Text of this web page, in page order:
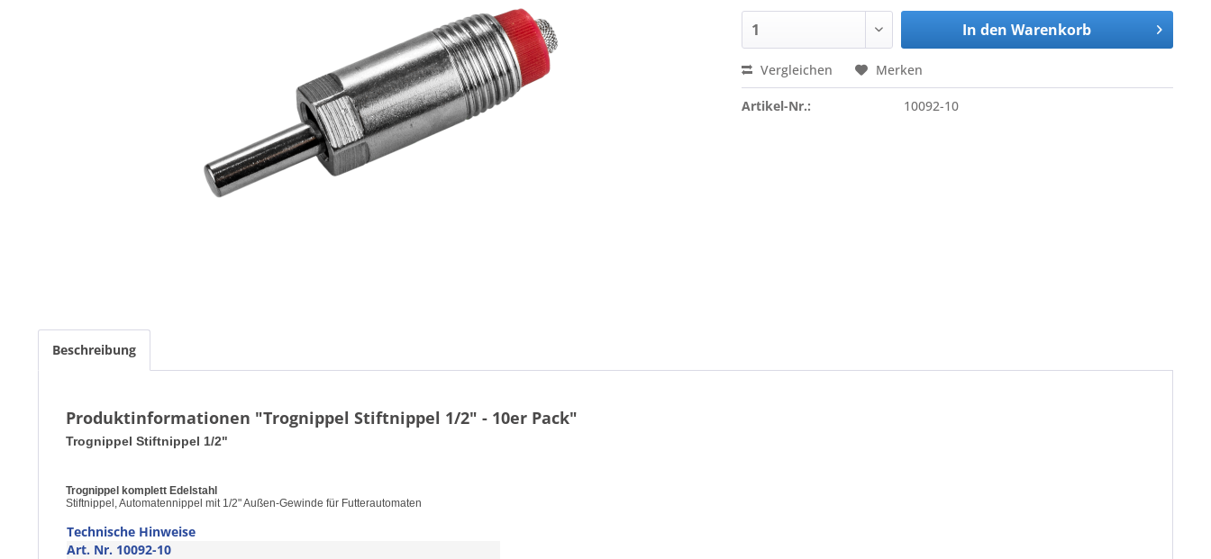
In den Warenkorb
Vergleichen Merken
Artikel-Nr.: 10092-10
Beschreibung
Produktinformationen "Trognippel Stiftnippel 1/2" - 10er Pack"
Trognippel Stiftnippel 1/2"
Trognippel komplett Edelstahl
Stiftnippel, Automatennippel mit 1/2" Außen-Gewinde für Futterautomaten
Technische Hinweise
Art. Nr. 10092-10